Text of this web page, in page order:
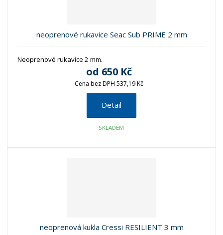
neoprenové rukavice Seac Sub PRIME 2 mm
Neoprenové rukavice 2 mm.
od 650 Kč
Cena bez DPH 537,19 Kč
Detail
SKLADEM
neoprenová kukla Cressi RESILIENT 3 mm